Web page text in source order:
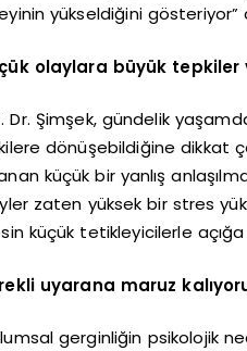
yükseldiğini gösteriyor”
olaylara büyük tepkiler
Dr. Şimşek, gündelik
dönüşebildiğine dikkat
küçük bir yanlış
zaten yüksek bir stres
küçük tetikleyicilerle açığa
uyarana maruz
gerginliğin psikolojik